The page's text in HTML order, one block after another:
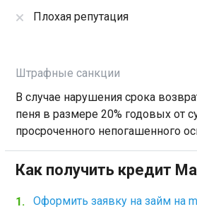
Плохая репутация
Штрафные санкции
В случае нарушения срока
пеня в размере 20% годовых от
просроченного непогашенного
Как получить кредит
Оформить заявку на займ на